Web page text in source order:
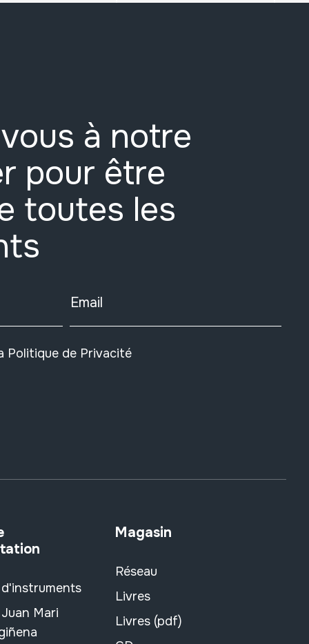
à notre
pour être
toutes les
Email
Politique de Privacité
Mari
Magasin
Réseau
Livres
Livres (pdf)